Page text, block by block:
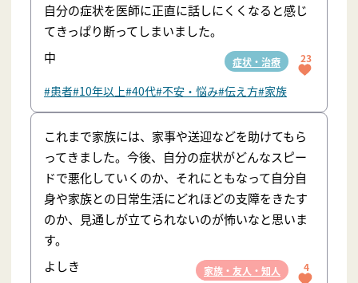
自分の症状を医師に正直に話しにくくなると感じ
てきっぱり断ってしまいました。
中
症状・治療 23
#患者#10年以上#40代#不安・悩み#伝え方#家族
これまで家族には、家事や送迎などを助けてもら
ってきました。今後、自分の症状がどんなスピー
ドで悪化していくのか、それにともなって自分自
身や家族との日常生活にどれほどの支障をきたす
のか、見通しが立てられないのが怖いなと思いま
す。
よしき
家族・友人・知人 4